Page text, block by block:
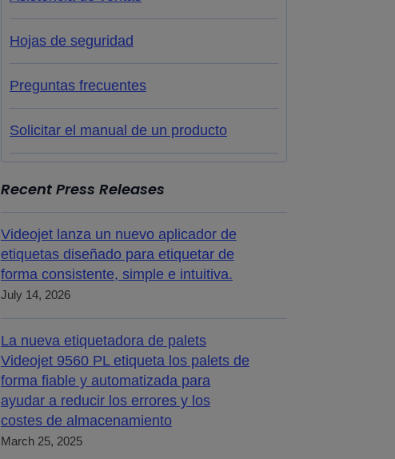
Hojas de seguridad
Preguntas frecuentes
Solicitar el manual de un producto
Recent Press Releases
Videojet lanza un nuevo aplicador de
etiquetas diseñado para etiquetar de
forma consistente, simple e intuitiva.
July 14, 2026
La nueva etiquetadora de palets
Videojet 9560 PL etiqueta los palets de
forma fiable y automatizada para
ayudar a reducir los errores y los
costes de almacenamiento
March 25, 2025